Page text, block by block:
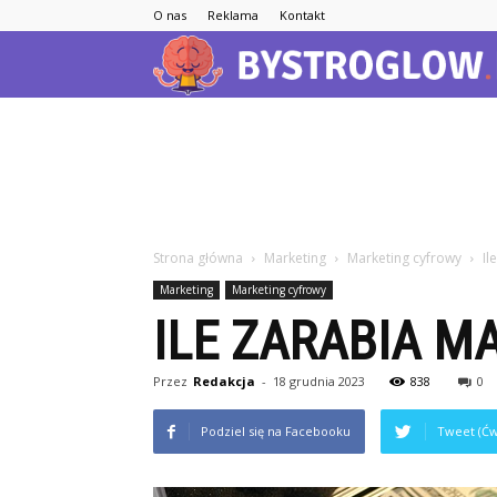
O nas Reklama Kontakt
Strona główna Marketing Marketing cyfrowy
Marketing Marketing cyfrowy
ILE ZARABIA
Przez Redakcja - 18 grudnia 2023 838 0
Podziel się na Facebooku Tweet